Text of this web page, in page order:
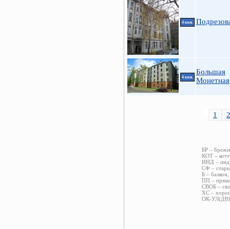
4 ккв.
4 ккв.
Большая
Монетная
1 2
БР –
КОТ –
ИНД –
СФ –
Б –
ПП –
СВОБ –
ХС –
ОК-УЛ(ДВ)